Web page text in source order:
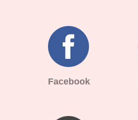
Facebook